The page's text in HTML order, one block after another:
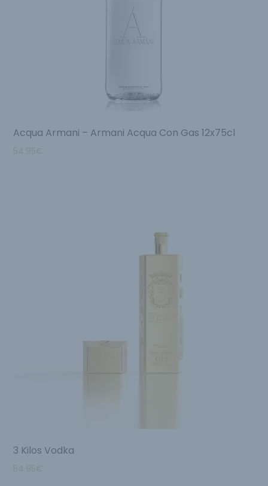
Acqua Armani – Armani Acqua Con Gas 12x75cl
54.95€
3 Kilos Vodka
54.95€